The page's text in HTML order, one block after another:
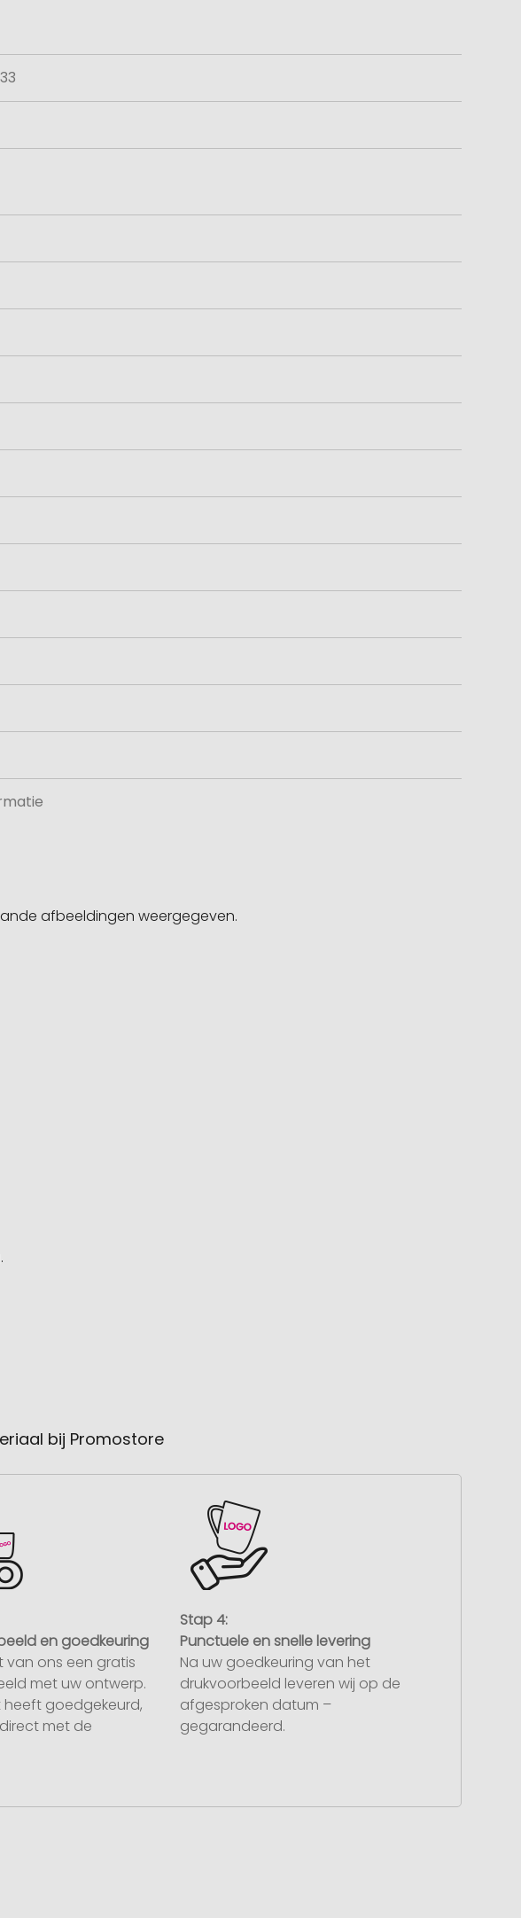
afbeeldingen weergegeven.
bij Promostore
en goedkeuring
van ons een gratis
met uw ontwerp.
heeft goedgekeurd,
met de
Stap 4:
Punctuele en snelle levering
Na uw goedkeuring van het
drukvoorbeeld leveren wij op de
afgesproken datum –
gegarandeerd.